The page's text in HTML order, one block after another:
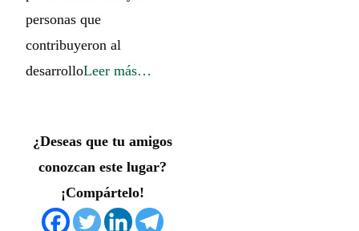
personas que
contribuyeron al
desarrolloLeer más…
¿Deseas que tu amigos
conozcan este lugar?
¡Compártelo!